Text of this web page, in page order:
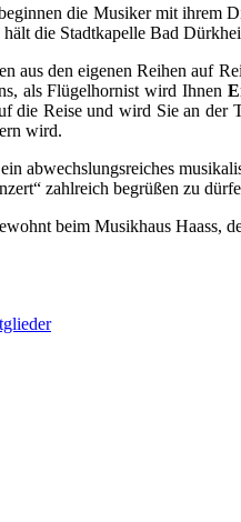
die Musiker mit ihrem
die Stadtkapelle Bad
aus den eigenen Reihen auf
als Flügelhornist wird Ihnen
die Reise und wird Sie an der
wird.
abwechslungsreiches
zahlreich begrüßen zu
beim Musikhaus Haass,